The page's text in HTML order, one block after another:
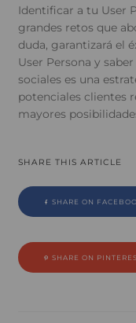
Identificar a tu User
grandes retos que
duda, garantizará el
User Persona y
sociales es una
potenciales clientes
mayores
SHARE THIS ARTICLE
SHARE ON
SHARE ON